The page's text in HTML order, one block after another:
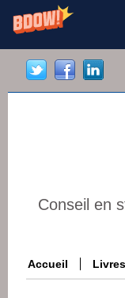
Conseil en
Accueil Livres